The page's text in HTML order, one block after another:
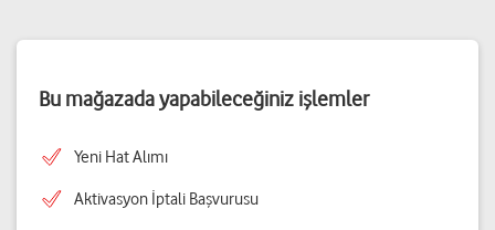
Bu mağazada yapabileceğiniz işlemler
Yeni Hat Alımı
Aktivasyon İptali Başvurusu